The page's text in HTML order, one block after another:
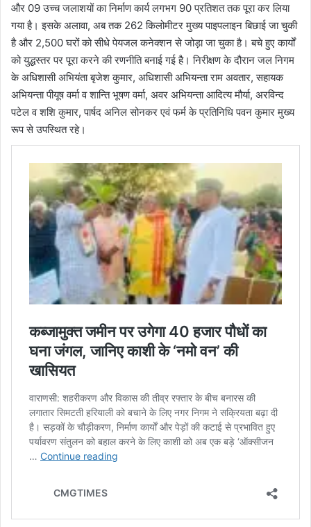
और 09 उच्च जलाशयों का निर्माण कार्य लगभग 90 प्रतिशत तक पूरा कर लिया
गया है। इसके अलावा, अब तक 262 किलोमीटर मुख्य पाइपलाइन बिछाई जा चुकी
है और 2,500 घरों को सीधे पेयजल कनेक्शन से जोड़ा जा चुका है। बचे हुए कार्यों
को युद्धस्तर पर पूरा करने की रणनीति बनाई गई है। निरीक्षण के दौरान जल निगम
के अधिशासी अभियंता बृजेश कुमार, अधिशासी अभियन्ता राम अवतार, सहायक
अभियन्ता पीयूष वर्मा व शान्ति भूषण वर्मा, अवर अभियन्ता आदित्य मौर्या, अरविन्द
पटेल व शशि कुमार, पार्षद अनिल सोनकर एवं फर्म के प्रतिनिधि पवन कुमार मुख्य
रूप से उपस्थित रहे।